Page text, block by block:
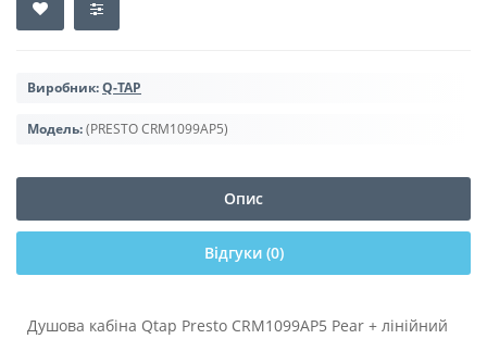
Виробник:Q-TAP
Модель:(PRESTO CRM1099AP5)
Опис
Відгуки (0)
Душова кабіна Qtap Presto CRM1099AP5 Pear + лінійний